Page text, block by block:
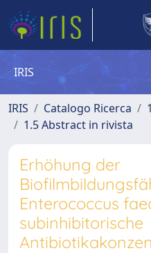
IRIS
IRIS Catalogo Ricerca
1.5 Abstract in rivista
Erhöhung der
Enterococcus
subinhibitorische